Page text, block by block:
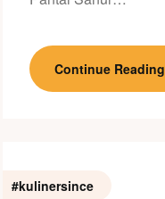
Continue Reading
#kulinersince